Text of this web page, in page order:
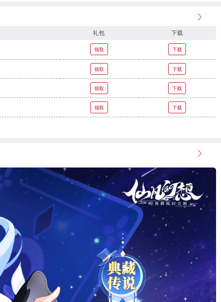
礼包 下载
领取 下载
领取 下载
领取 下载
领取 下载